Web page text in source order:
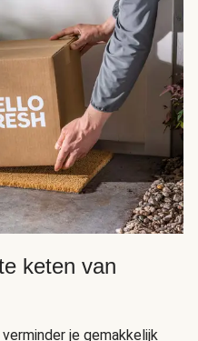
keten van
je gemakkelijk